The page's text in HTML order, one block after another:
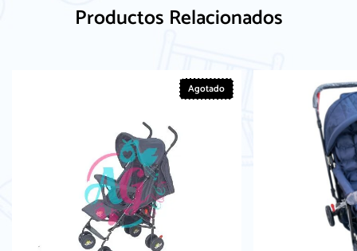
Productos Relacionados
Agotado